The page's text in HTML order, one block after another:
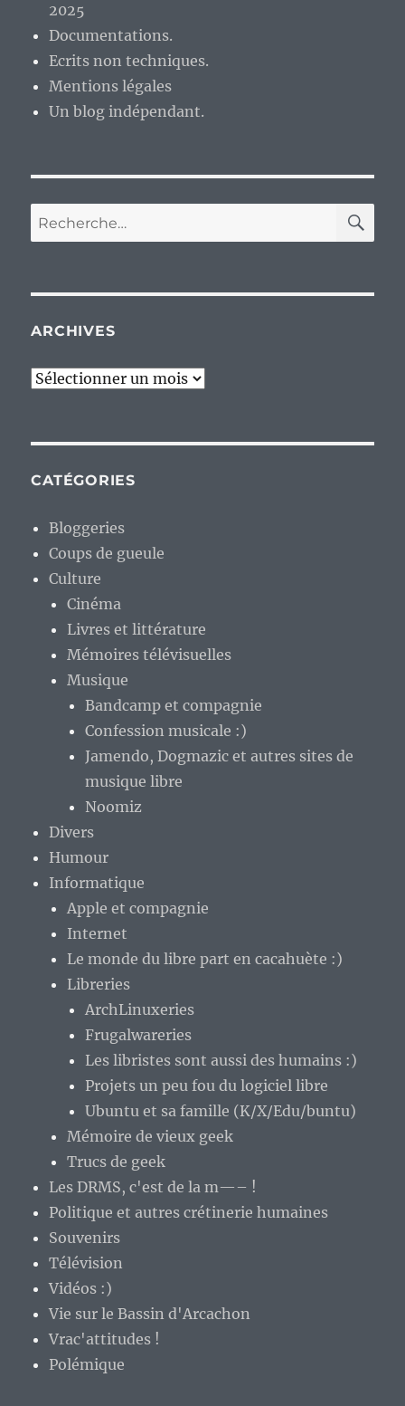
2025
Documentations.
Ecrits non techniques.
Mentions légales
Un blog indépendant.
Recherche
pour :
ARCHIVES
Archives
CATÉGORIES
Bloggeries
Coups de gueule
Culture
Cinéma
Livres et littérature
Mémoires télévisuelles
Musique
Bandcamp et compagnie
Confession musicale :)
Jamendo, Dogmazic et autres sites de
musique libre
Noomiz
Divers
Humour
Informatique
Apple et compagnie
Internet
Le monde du libre part en cacahuète :)
Libreries
ArchLinuxeries
Frugalwareries
Les libristes sont aussi des humains :)
Projets un peu fou du logiciel libre
Ubuntu et sa famille (K/X/Edu/buntu)
Mémoire de vieux geek
Trucs de geek
Les DRMS, c'est de la m—– !
Politique et autres crétinerie humaines
Souvenirs
Télévision
Vidéos :)
Vie sur le Bassin d'Arcachon
Vrac'attitudes !
Polémique